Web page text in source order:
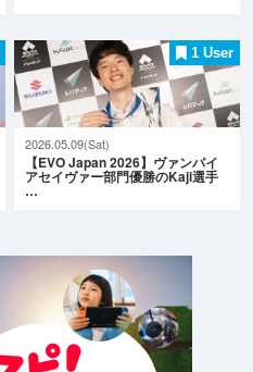
1 User
2026.05.09(Sat)
【EVO Japan 2026】ヴァンパイ
アセイヴァー部門優勝のKaji選手
…